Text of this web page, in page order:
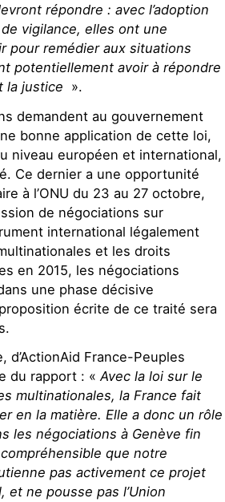
répondre : avec l’adoption
vigilance, elles ont une
pour remédier aux situations
potentiellement avoir à répondre
la justice ».
demandent au gouvernement
bonne application de cette loi,
niveau européen et international,
Ce dernier a une opportunité
à l’ONU du 23 au 27 octobre,
de négociations sur
international légalement
et les droits
en 2015, les négociations
une phase décisive
écrite de ce traité sera
d’ActionAid France-Peuples
du rapport : «Avec la loi sur le
multinationales, la France fait
en la matière. Elle a donc un rôle
les négociations à Genève fin
que notre
pas activement ce projet
ne pousse pas l’Union